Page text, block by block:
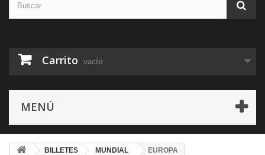
Carrito vacío
MENÚ
BILLETES MUNDIAL EUROPA